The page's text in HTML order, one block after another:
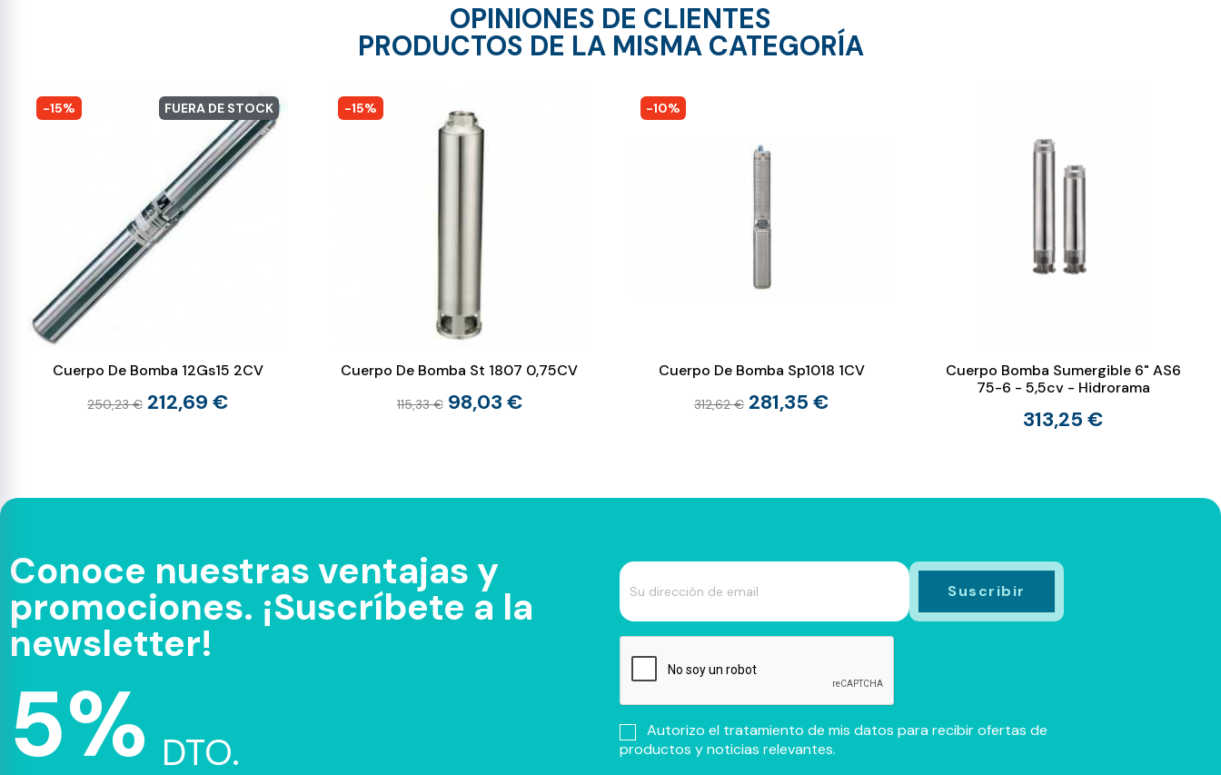
OPINIONES DE CLIENTES
PRODUCTOS DE LA MISMA CATEGORÍA
-15% FUERA DE STOCK
Cuerpo De Bomba 12Gs15 2CV
250,23 € 212,69 €
-15%
Cuerpo De Bomba St 1807 0,75CV
115,33 € 98,03 €
-10%
Cuerpo De Bomba Sp1018 1CV
312,62 € 281,35 €
Cuerpo Bomba Sumergible 6" AS6
75-6 - 5,5cv - Hidrorama
313,25 €
Conoce nuestras ventajas y
promociones. ¡Suscríbete a la
newsletter!
5% DTO.
Autorizo el tratamiento de mis datos para recibir ofertas de
productos y noticias relevantes.